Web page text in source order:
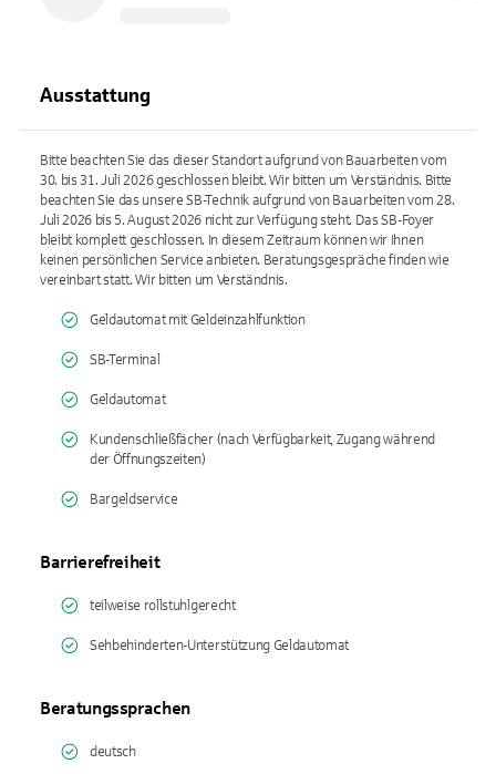
Ausstattung
Bitte beachten Sie das dieser Standort aufgrund von Bauarbeiten vom
30. bis 31. Juli 2026 geschlossen bleibt. Wir bitten um Verständnis. Bitte
beachten Sie das unsere SB-Technik aufgrund von Bauarbeiten vom 28.
Juli 2026 bis 5. August 2026 nicht zur Verfügung steht. Das SB-Foyer
bleibt komplett geschlossen. In diesem Zeitraum können wir Ihnen
keinen persönlichen Service anbieten. Beratungsgespräche finden wie
vereinbart statt. Wir bitten um Verständnis.
Geldautomat mit Geldeinzahlfunktion
SB-Terminal
Geldautomat
Kundenschließfächer (nach Verfügbarkeit, Zugang während
der Öffnungszeiten)
Bargeldservice
Barrierefreiheit
teilweise rollstuhlgerecht
Sehbehinderten-Unterstützung Geldautomat
Beratungssprachen
deutsch